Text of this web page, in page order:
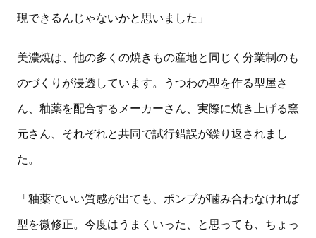
現できるんじゃないかと思いました」
美濃焼は、他の多くの焼きもの産地と同じく分業制のも
のづくりが浸透しています。うつわの型を作る型屋さ
ん、釉薬を配合するメーカーさん、実際に焼き上げる窯
元さん、それぞれと共同で試行錯誤が繰り返されまし
た。
「釉薬でいい質感が出ても、ポンプが噛み合わなければ
型を微修正。今度はうまくいった、と思っても、ちょっ